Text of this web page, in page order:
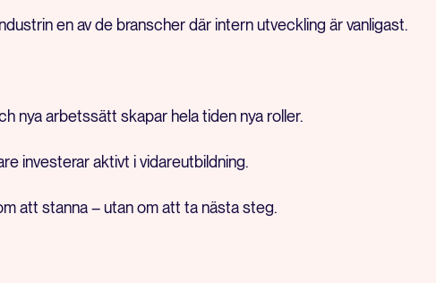
en av de branscher där intern utveckling är vanligast.
nya arbetssätt skapar hela tiden nya roller.
investerar aktivt i vidareutbildning.
att stanna – utan om att ta nästa steg.